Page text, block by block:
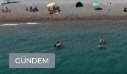
GÜNDEM